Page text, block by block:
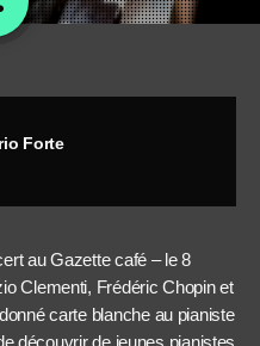
Forte
au Gazette café – le 8
Clementi, Frédéric Chopin et
carte blanche au pianiste
découvrir de jeunes pianistes